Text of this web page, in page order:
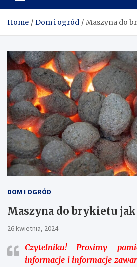
Home Dom i ogród Maszyna do
DOM I OGRÓD
Maszyna do brykietu jak
26 kwietnia, 2024
Czytelniku!Prosimy
informacje i informacje